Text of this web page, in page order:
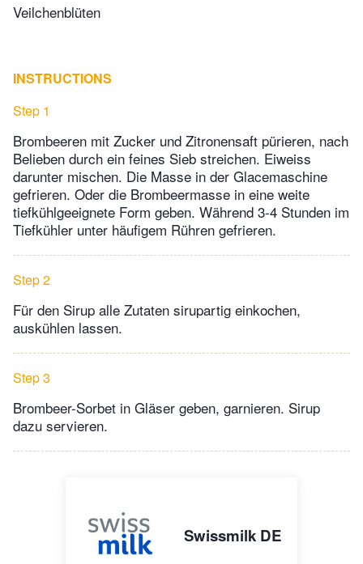
Veilchenblüten
INSTRUCTIONS
Step 1
Brombeeren mit Zucker und Zitronensaft pürieren, nach
Belieben durch ein feines Sieb streichen. Eiweiss
darunter mischen. Die Masse in der Glacemaschine
gefrieren. Oder die Brombeermasse in eine weite
tiefkühlgeeignete Form geben. Während 3-4 Stunden im
Tiefkühler unter häufigem Rühren gefrieren.
Step 2
Für den Sirup alle Zutaten sirupartig einkochen,
auskühlen lassen.
Step 3
Brombeer-Sorbet in Gläser geben, garnieren. Sirup
dazu servieren.
Swissmilk DE